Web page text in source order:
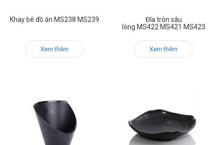
Khay bê đồ ăn MS238 MS239
Xem thêm
Đĩa tròn sâu
lòng MS422 MS421 MS423
Xem thêm